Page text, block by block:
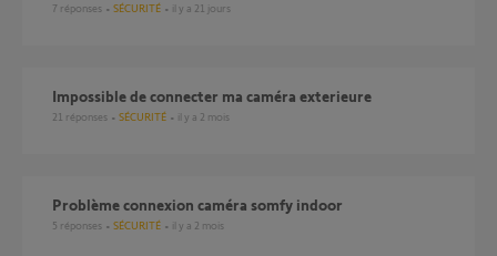
7 réponses SÉCURITÉ il y a 21 jours
Impossible de connecter ma caméra exterieure
21 réponses SÉCURITÉ il y a 2 mois
Problème connexion caméra somfy indoor
5 réponses SÉCURITÉ il y a 2 mois